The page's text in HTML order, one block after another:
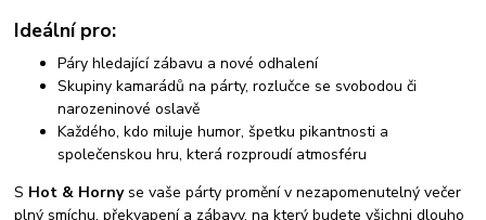
Ideální pro:
Páry hledající zábavu a nové odhalení
Skupiny kamarádů na párty, rozlučce se svobodou či
narozeninové oslavě
Každého, kdo miluje humor, špetku pikantnosti a
společenskou hru, která rozproudí atmosféru
S Hot & Hornyse vaše párty promění v nezapomenutelný večer
plný smíchu, překvapení a zábavy, na který budete všichni dlouho